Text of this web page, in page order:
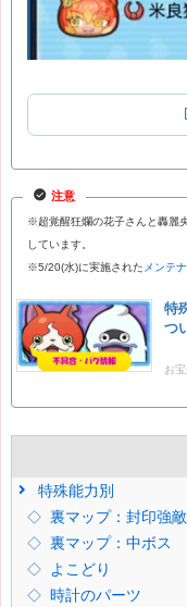
注意
※超覚醒狂爛の花子さんと轟麗
しています。
※5/20(水)に実施された メンテ
特
つ
お
特殊能力別
裏マップ：封印強敵
裏マップ：中ボス
よこどり
時計のパーツ